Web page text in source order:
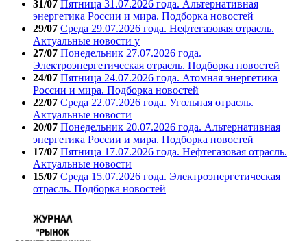
31/07 Пятница 31.07.2026 года. Альтернативная
энергетика России и мира. Подборка новостей
29/07 Среда 29.07.2026 года. Нефтегазовая отрасль.
Актуальные новости у
27/07 Понедельник 27.07.2026 года.
Электроэнергетическая отрасль. Подборка новостей
24/07 Пятница 24.07.2026 года. Атомная энергетика
России и мира. Подборка новостей
22/07 Среда 22.07.2026 года. Угольная отрасль.
Актуальные новости
20/07 Понедельник 20.07.2026 года. Альтернативная
энергетика России и мира. Подборка новостей
17/07 Пятница 17.07.2026 года. Нефтегазовая отрасль.
Актуальные новости
15/07 Среда 15.07.2026 года. Электроэнергетическая
отрасль. Подборка новостей